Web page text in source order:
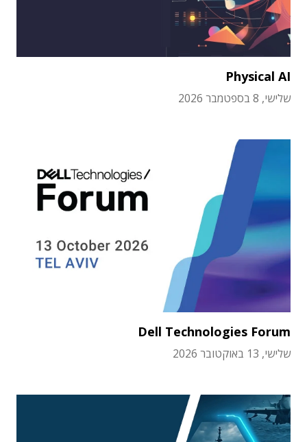
Physical AI
שלישי, 8 בספטמבר 2026
Dell Technologies Forum
שלישי, 13 באוקטובר 2026